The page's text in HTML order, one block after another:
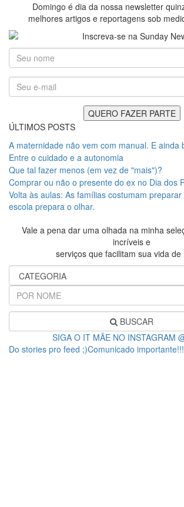
Domingo é dia da nossa newsletter
melhores artigos e reportagens sob
ÚLTIMOS POSTS
A maternidade não vem com manual. E ainda
Entre o cuidado e a autonomia
Que tal fazer menos (em vez de "mais")?
Comprar ou não o presente do ex no Dia dos
Volta às aulas: As famílias costumam
escola prepara o olhar.
Vale a pena dar uma olhada na minha
incríveis e
serviços que facilitam sua vida de
BUSCAR
SIGA O IT MÃE NO INSTAGRAM
Do stories pro feed ;)Comunicado